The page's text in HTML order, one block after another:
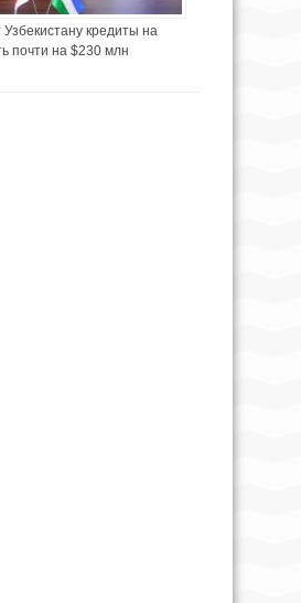
кредиты на
почти на $230 млн